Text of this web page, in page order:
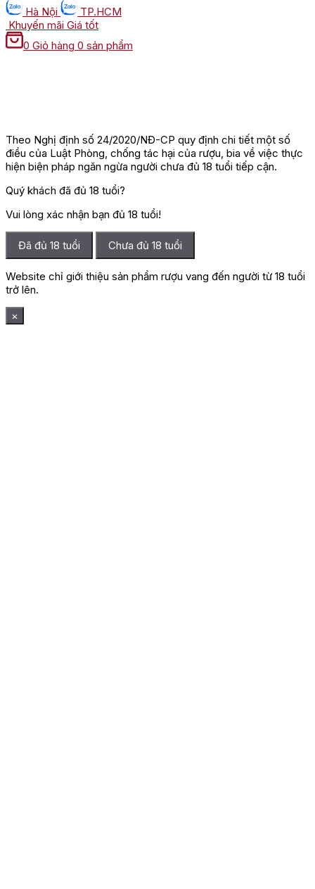
Hà Nội
TP.HCM
Khuyến mãi Giá tốt
0 Giỏ hàng 0 sản phẩm
Theo Nghị định số 24/2020/NĐ-CP quy định chi tiết một số
điều của Luật Phòng, chống tác hại của rượu, bia về việc thực
hiện biện pháp ngăn ngừa người chưa đủ 18 tuổi tiếp cận.
Quý khách đã đủ 18 tuổi?
Vui lòng xác nhận bạn đủ 18 tuổi!
Đã đủ 18 tuổi Chưa đủ 18 tuổi
Website chỉ giới thiệu sản phẩm rượu vang đến người từ 18 tuổi
trở lên.
×